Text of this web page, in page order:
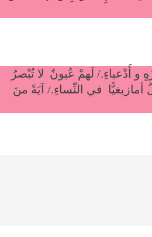
أَدْعياءِ./ لَهمْ عُيونٌ لا تُبْصرُ
في النِّساءِ./ آيَةً منَ